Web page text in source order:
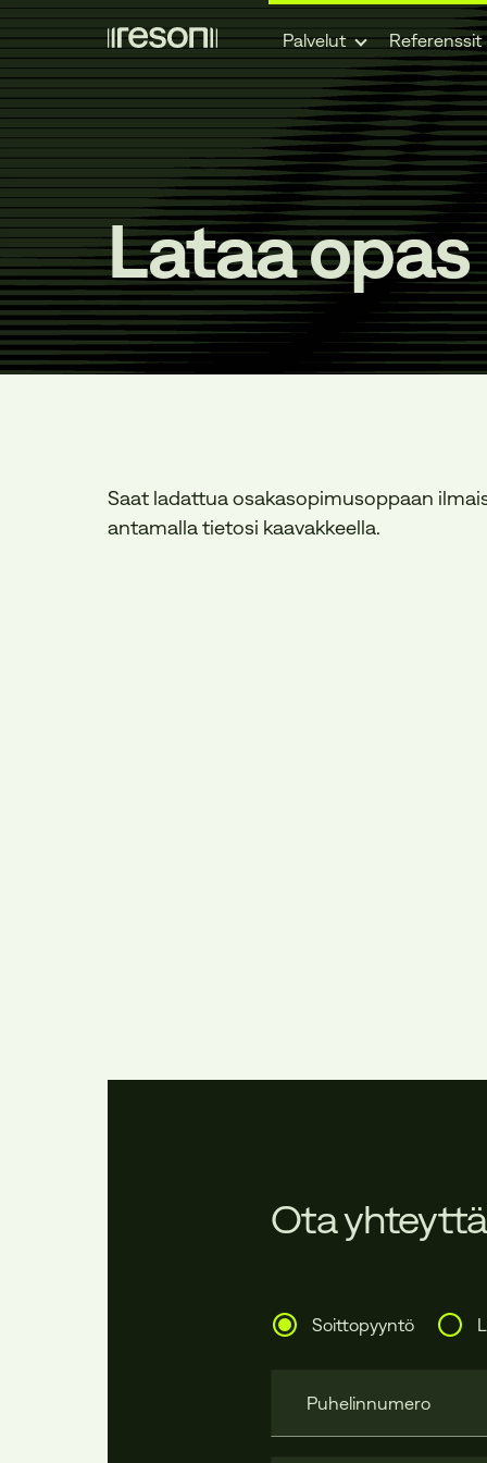
Siirry
sisältöön
Palvelut Referenssit
Lataa opas
Saat ladattua osakasopimusoppaan
antamalla tietosi kaavakkeella.
Ota
Soittopyyntö